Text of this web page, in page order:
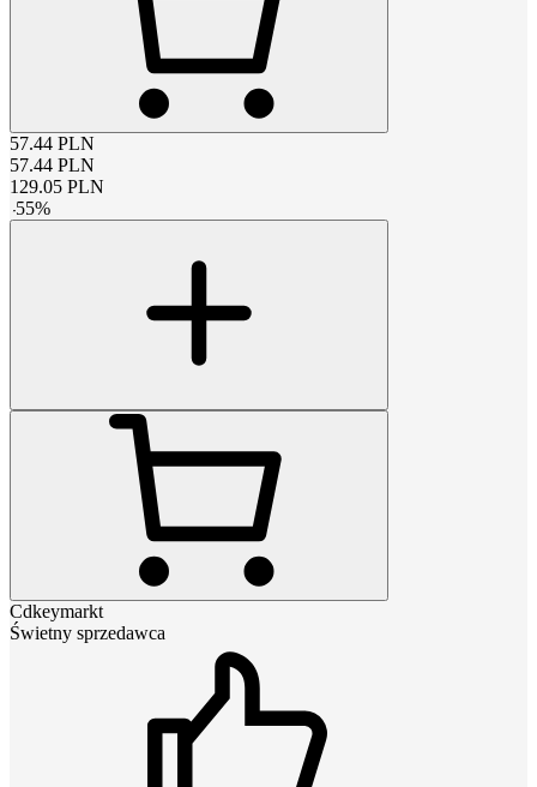
57.44 PLN
57.44 PLN
129.05 PLN
-55%
Cdkeymarkt
Świetny sprzedawca